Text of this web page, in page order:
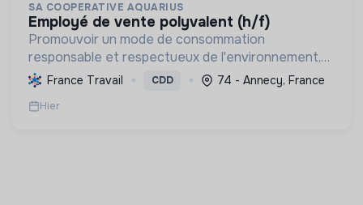
SA COOPERATIVE AQUARIUS
employé de vente polyvalent (h/f)
Promouvoir un mode de consommation
responsable et respectueux de l'environnement,
en offrant des produits bio et équitables, en
réduisant les déchets et en soutenant l'économie
locale et solidaire.
France Travail CDD 74 - Annecy, France
Hier